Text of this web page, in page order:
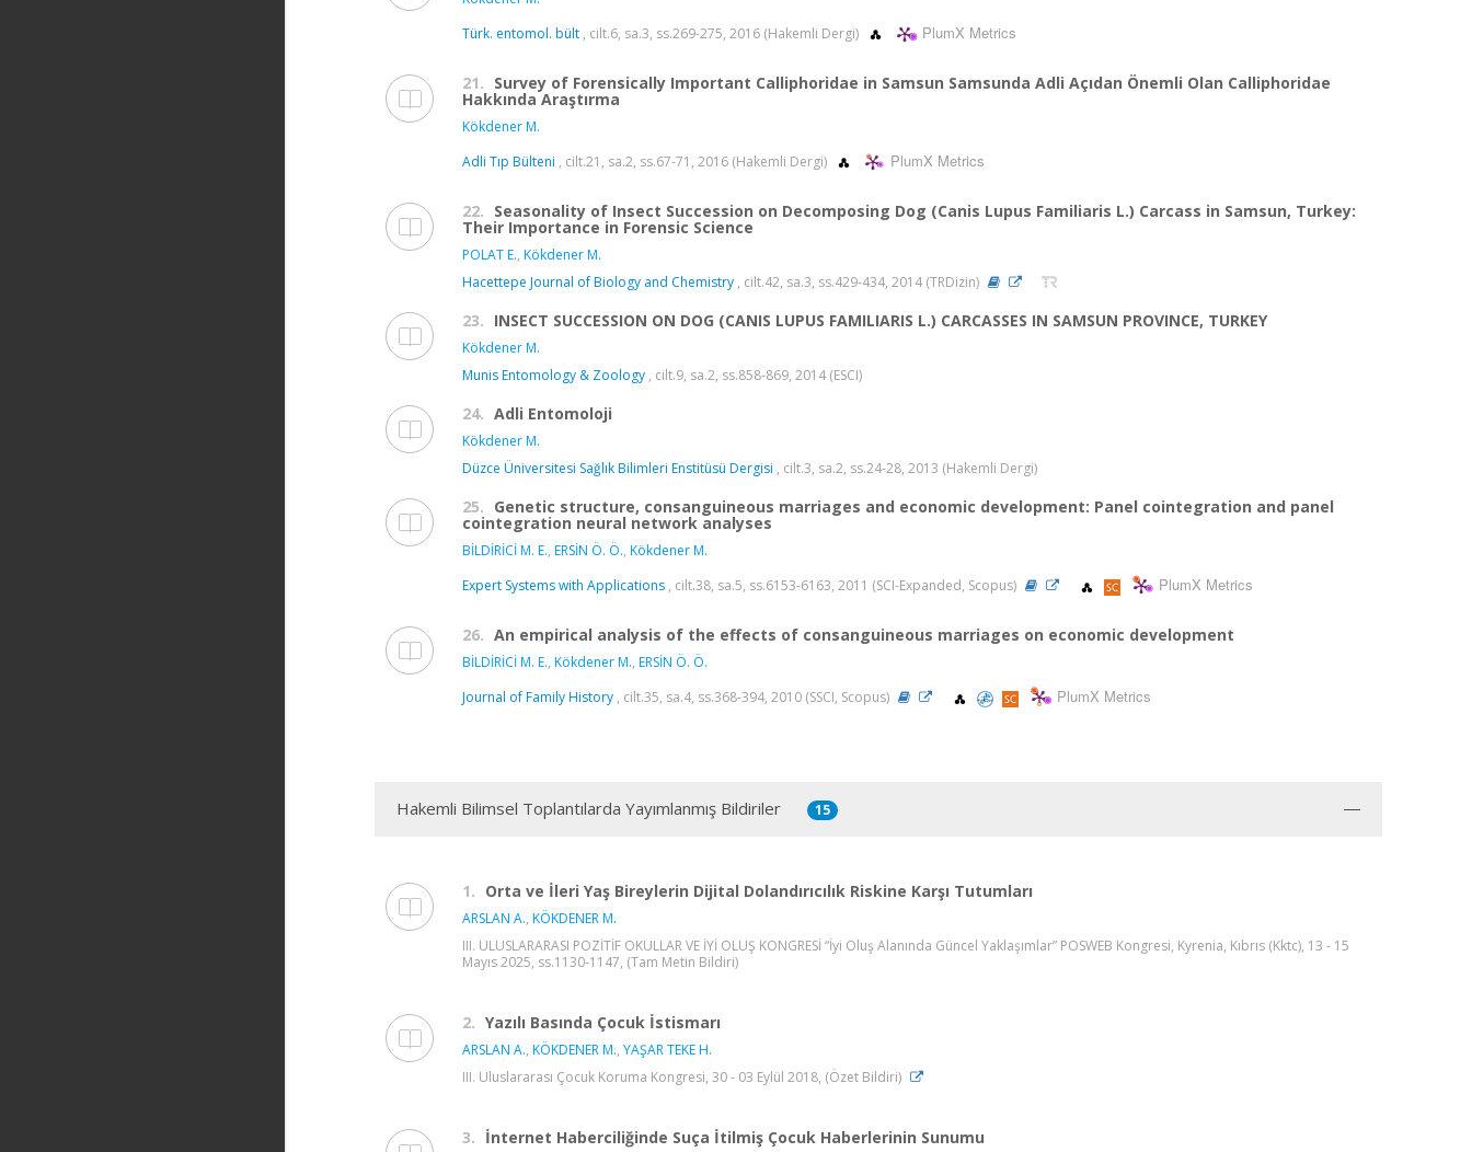
Türk. entomol. bült , cilt.6, sa.3, ss.269-275, 2016 (Hakemli Dergi) PlumX Metrics
21. Survey of Forensically Important Calliphoridae in Samsun Samsunda Adli Açıdan Önemli Olan Calliphoridae
Hakkında Araştırma
Kökdener M.
Adli Tıp Bülteni , cilt.21, sa.2, ss.67-71, 2016 (Hakemli Dergi) PlumX Metrics
22. Seasonality of Insect Succession on Decomposing Dog (Canis Lupus Familiaris L.) Carcass in Samsun, Turkey:
Their Importance in Forensic Science
POLAT E., Kökdener M.
Hacettepe Journal of Biology and Chemistry , cilt.42, sa.3, ss.429-434, 2014 (TRDizin)
23. INSECT SUCCESSION ON DOG (CANIS LUPUS FAMILIARIS L.) CARCASSES IN SAMSUN PROVINCE, TURKEY
Kökdener M.
Munis Entomology & Zoology , cilt.9, sa.2, ss.858-869, 2014 (ESCI)
24. Adli Entomoloji
Kökdener M.
Düzce Üniversitesi Sağlık Bilimleri Enstitüsü Dergisi , cilt.3, sa.2, ss.24-28, 2013 (Hakemli Dergi)
25. Genetic structure, consanguineous marriages and economic development: Panel cointegration and panel
cointegration neural network analyses
BİLDİRİCİ M. E., ERSİN Ö. Ö., Kökdener M.
Expert Systems with Applications , cilt.38, sa.5, ss.6153-6163, 2011 (SCI-Expanded, Scopus) PlumX Metrics
26. An empirical analysis of the effects of consanguineous marriages on economic development
BİLDİRİCİ M. E., Kökdener M., ERSİN Ö. Ö.
Journal of Family History , cilt.35, sa.4, ss.368-394, 2010 (SSCI, Scopus) PlumX Metrics
Hakemli Bilimsel Toplantılarda Yayımlanmış Bildiriler 15
1. Orta ve İleri Yaş Bireylerin Dijital Dolandırıcılık Riskine Karşı Tutumları
ARSLAN A., KÖKDENER M.
III. ULUSLARARASI POZİTİF OKULLAR VE İYİ OLUŞ KONGRESİ “İyi Oluş Alanında Güncel Yaklaşımlar” POSWEB Kongresi, Kyrenia, Kıbrıs (Kktc), 13 - 15
Mayıs 2025, ss.1130-1147, (Tam Metin Bildiri)
2. Yazılı Basında Çocuk İstismarı
ARSLAN A., KÖKDENER M., YAŞAR TEKE H.
III. Uluslararası Çocuk Koruma Kongresi, 30 - 03 Eylül 2018, (Özet Bildiri)
3. İnternet Haberciliğinde Suça İtilmiş Çocuk Haberlerinin Sunumu